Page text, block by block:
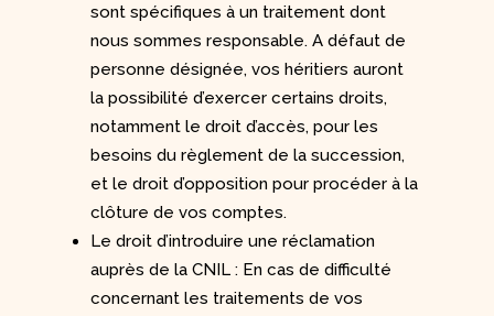
sont spécifiques à un traitement dont
nous sommes responsable. A défaut de
personne désignée, vos héritiers auront
la possibilité d’exercer certains droits,
notamment le droit d’accès, pour les
besoins du règlement de la succession,
et le droit d’opposition pour procéder à la
clôture de vos comptes.
Le droit d’introduire une réclamation
auprès de la CNIL : En cas de difficulté
concernant les traitements de vos